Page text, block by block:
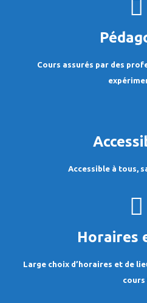
Cours assurés par des
Accessible à tous,
Horaires
Large choix d’horaires et de
cours